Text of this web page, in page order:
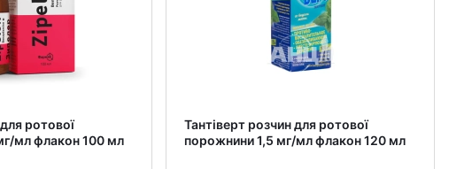
ротової
мл флакон 100 мл
Тантіверт розчин для ротової
порожнини 1,5 мг/мл флакон 120 мл